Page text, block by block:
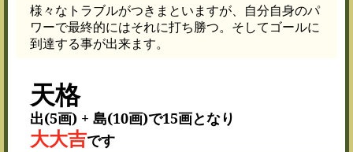
様々なトラブルがつきまといますが、自分自身のパ
ワーで最終的にはそれに打ち勝つ。そしてゴールに
到達する事が出来ます。
天格
出(5画) + 島(10画)で15画となり
大大吉です